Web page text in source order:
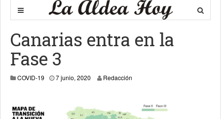
Canarias entra en la
Fase 3
COVID-19 7 junio, 2020 7 junio, 2020
Redacción